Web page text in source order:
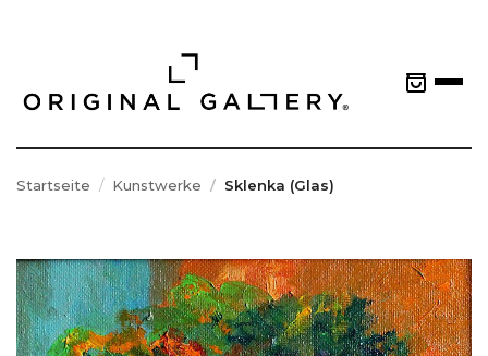
Startseite Kunstwerke Sklenka (Glas)